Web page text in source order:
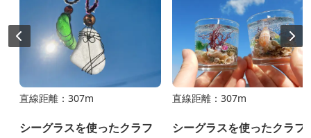
直線距離：307m
シーグラスを使ったクラフ
直線距離：307m
シーグラスを使ったクラフ